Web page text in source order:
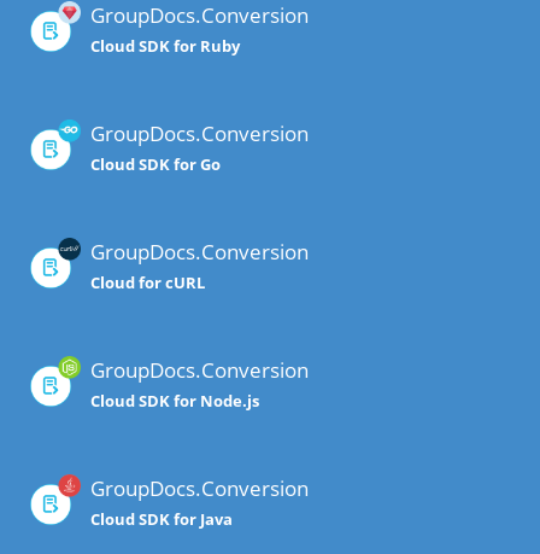
GroupDocs.Conversion
Cloud SDK for Ruby
GroupDocs.Conversion
Cloud SDK for Go
GroupDocs.Conversion
Cloud for cURL
GroupDocs.Conversion
Cloud SDK for Node.js
GroupDocs.Conversion
Cloud SDK for Java